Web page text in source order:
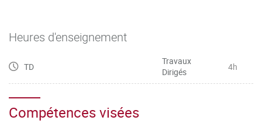
Heures d'enseignement
TD
Travaux
Dirigés
4h
Compétences visées